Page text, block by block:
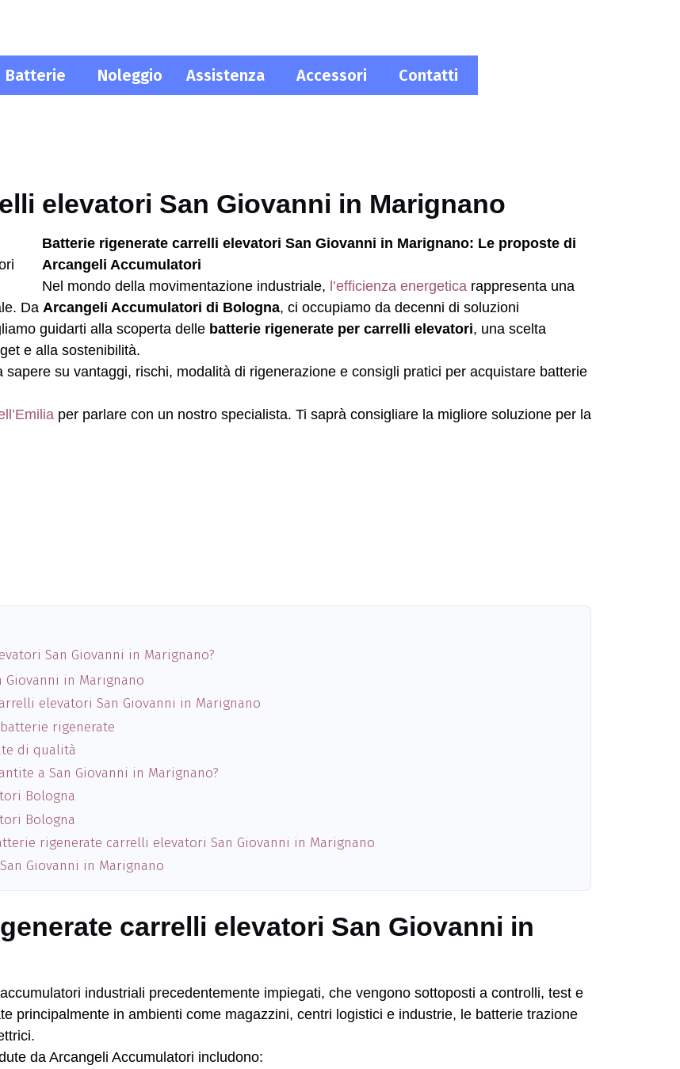
Batterie Noleggio Assistenza Accessori Contatti
elevatori San Giovanni in Marignano
Batterie rigenerate carrelli elevatori San Giovanni in Marignano: Le proposte di
Arcangeli Accumulatori
Nel mondo della movimentazione industriale, l’efficienza energetica rappresenta una
Da Arcangeli Accumulatori di Bologna, ci occupiamo da decenni di soluzioni
guidarti alla scoperta delle batterie rigenerate per carrelli elevatori, una scelta
e alla sostenibilità.
sapere su vantaggi, rischi, modalità di rigenerazione e consigli pratici per acquistare batterie
per parlare con un nostro specialista. Ti saprà consigliare la migliore soluzione per la
San Giovanni in Marignano?
Giovanni in Marignano
elevatori San Giovanni in Marignano
rigenerate
di qualità
a San Giovanni in Marignano?
Bologna
Bologna
rigenerate carrelli elevatori San Giovanni in Marignano
Giovanni in Marignano
carrelli elevatori San Giovanni in
industriali precedentemente impiegati, che vengono sottoposti a controlli, test e
principalmente in ambienti come magazzini, centri logistici e industrie, le batterie trazione
da Arcangeli Accumulatori includono: